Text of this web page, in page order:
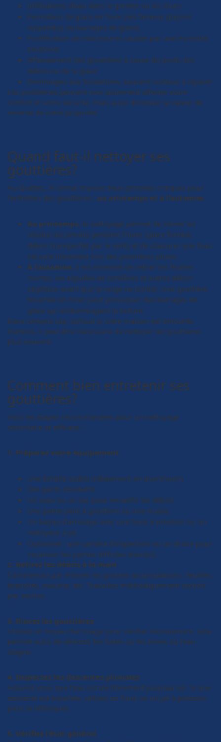
Infiltrations d’eau dans le grenier ou les murs
Formation de glace en hiver (les fameux glaçons
suspendus ou barrages de glace)
Prolifération de moisissures causée par une humidité
excessive
Affaissement des gouttières à cause du poids des
débris ou de la glace
Dommages aux fondations, souvent coûteux à réparer
Ces problèmes peuvent non seulement affecter votre
confort et votre sécurité, mais aussi diminuer la valeur de
revente de votre propriété.
Quand faut-il nettoyer ses
gouttières?
Au Québec, le climat impose deux périodes critiques pour
l’entretien des gouttières : au printemps et à l’automne.
Au printemps, le nettoyage permet de retirer les
résidus accumulés pendant l’hiver (glace fondue,
débris transportés par le vent) et de s’assurer que l’eau
s’écoule librement lors des premières pluies.
À l’automne, il est essentiel de retirer les feuilles
mortes, les aiguilles de conifères et autres débris
végétaux avant que la neige ne tombe. Une gouttière
bouchée en hiver peut provoquer des barrages de
glace qui endommagent la toiture.
Dans certains cas, surtout si votre maison est entourée
d’arbres, il peut être nécessaire de nettoyer les gouttières
plus souvent.
Comment bien entretenir ses
gouttières?
Voici les étapes recommandées pour un nettoyage
sécuritaire et efficace :
1. Préparez votre équipement
Une échelle stable (idéalement en aluminium)
Des gants résistants
Un seau ou un sac pour recueillir les débris
Une petite pelle à gouttière ou une truelle
Un boyau d’arrosage avec une buse à pression ou un
nettoyeur à jet
Optionnel : une caméra d’inspection ou un drone pour
visualiser les parties difficiles d’accès2.
2. Retirez les débris à la main
Commencez par enlever les grosses accumulations : feuilles,
branches, mousse, etc. Travaillez méthodiquement section
par section.
3. Rincez les gouttières
Utilisez un boyau d’arrosage pour vérifier l’écoulement. Cela
permet aussi de détecter les fuites ou les zones où l’eau
stagne.
4. Inspectez les descentes pluviales
Assurez-vous que l’eau circule librement jusqu’au sol. Si une
descente est bouchée, utilisez un furet ou un jet à pression
pour la débloquer.
5. Vérifiez l’état général